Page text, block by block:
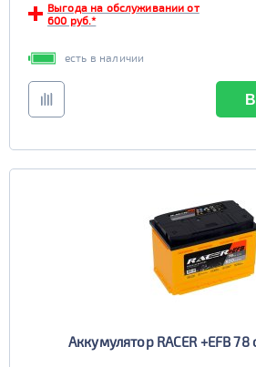
Выгода на обслуживании от
600 руб.*
есть в наличии
Аккумулятор RACER +EFB